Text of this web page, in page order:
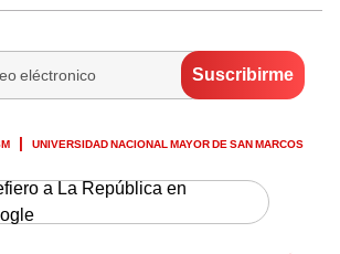
UNIVERSIDAD NACIONAL MAYOR DE SAN MARCOS
a La República en